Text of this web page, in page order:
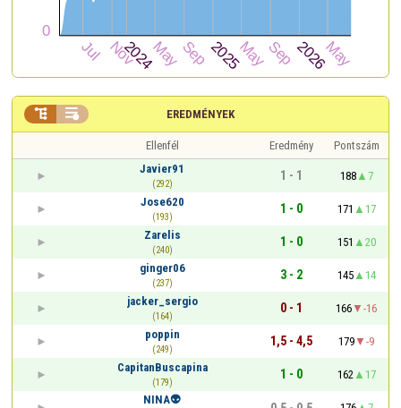
EREDMÉNYEK
 
Ellenfél Eredmény
Pontszám
Javier91
(292)
1 - 1 188
7
Jose620
(193)
1 - 0 171
17
Zarelis
(240)
1 - 0 151
20
ginger06
(237)
3 - 2 145
14
jacker_sergio
(164)
0 - 1 166
-16
poppin
(249)
1,5 - 4,5 179
-9
CapitanBuscapina
(179)
1 - 0 162
17
NINA👽